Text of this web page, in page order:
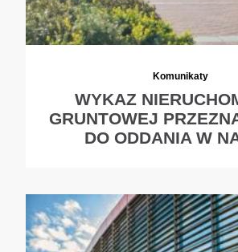
Komunikaty
WYKAZ
GRUNTOWEJ
DO ODDANIA W